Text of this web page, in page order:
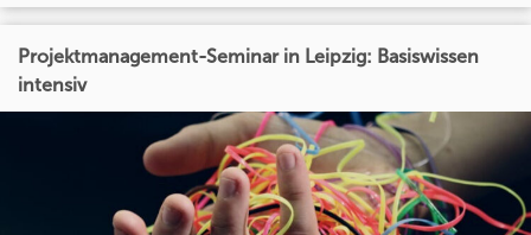
Projektmanagement-Seminar in Leipzig: Basiswissen
intensiv